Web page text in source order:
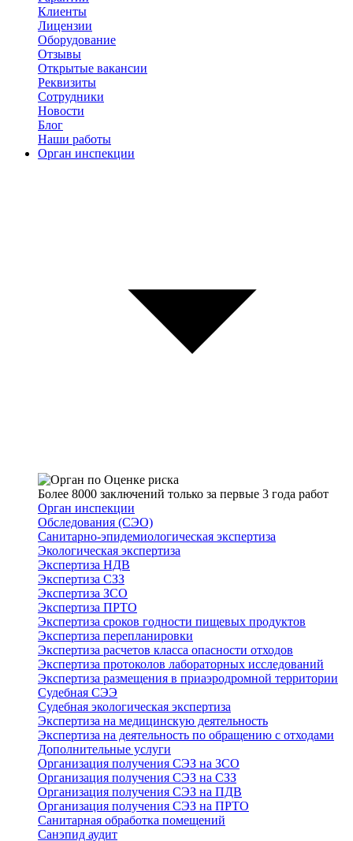
Клиенты
Лицензии
Оборудование
Отзывы
Открытые вакансии
Реквизиты
Сотрудники
Новости
Блог
Наши работы
Орган инспекции
Более 8000 заключений только за первые 3 года работ
Орган инспекции
Обследования (СЭО)
Санитарно-эпидемиологическая экспертиза
Экологическая экспертиза
Экспертиза НДВ
Экспертиза СЗЗ
Экспертиза ЗСО
Экспертиза ПРТО
Экспертиза сроков годности пищевых продуктов
Экспертиза перепланировки
Экспертиза расчетов класса опасности отходов
Экспертиза протоколов лабораторных исследований
Экспертиза размещения в приаэродромной территории
Судебная СЭЭ
Судебная экологическая экспертиза
Экспертиза на медицинскую деятельность
Экспертиза на деятельность по обращению с отходами
Дополнительные услуги
Организация получения СЭЗ на ЗСО
Организация получения СЭЗ на СЗЗ
Организация получения СЭЗ на ПДВ
Организация получения СЭЗ на ПРТО
Санитарная обработка помещений
Санэпид аудит